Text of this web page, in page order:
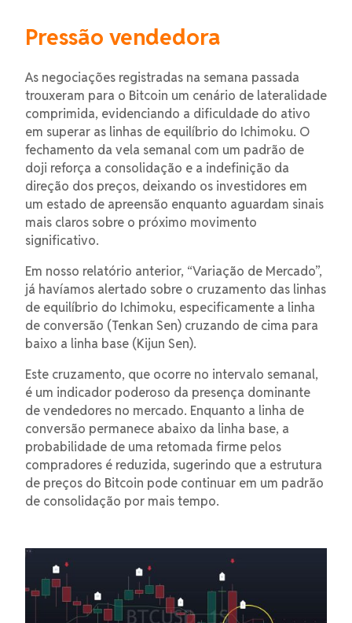
Pressão vendedora
As negociações registradas na semana passada
trouxeram para o Bitcoin um cenário de lateralidade
comprimida, evidenciando a dificuldade do ativo
em superar as linhas de equilíbrio do Ichimoku. O
fechamento da vela semanal com um padrão de
doji reforça a consolidação e a indefinição da
direção dos preços, deixando os investidores em
um estado de apreensão enquanto aguardam sinais
mais claros sobre o próximo movimento
significativo.
Em nosso relatório anterior, “Variação de Mercado”,
já havíamos alertado sobre o cruzamento das linhas
de equilíbrio do Ichimoku, especificamente a linha
de conversão (Tenkan Sen) cruzando de cima para
baixo a linha base (Kijun Sen).
Este cruzamento, que ocorre no intervalo semanal,
é um indicador poderoso da presença dominante
de vendedores no mercado. Enquanto a linha de
conversão permanece abaixo da linha base, a
probabilidade de uma retomada firme pelos
compradores é reduzida, sugerindo que a estrutura
de preços do Bitcoin pode continuar em um padrão
de consolidação por mais tempo.